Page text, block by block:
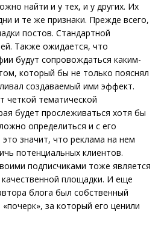
найти и у тех, и у других. Их
и те же признаки. Прежде всего,
постов. Стандартной
Также ожидается, что
будут сопровождаться каким-
который бы не только пояснял
создаваемый ими эффект.
четкой тематической
будет прослеживаться хотя бы
определиться и с его
значит, что реклама на нем
потенциальных клиентов.
подписчиками тоже является
площадки. И еще
блога был собственный
за который его ценили